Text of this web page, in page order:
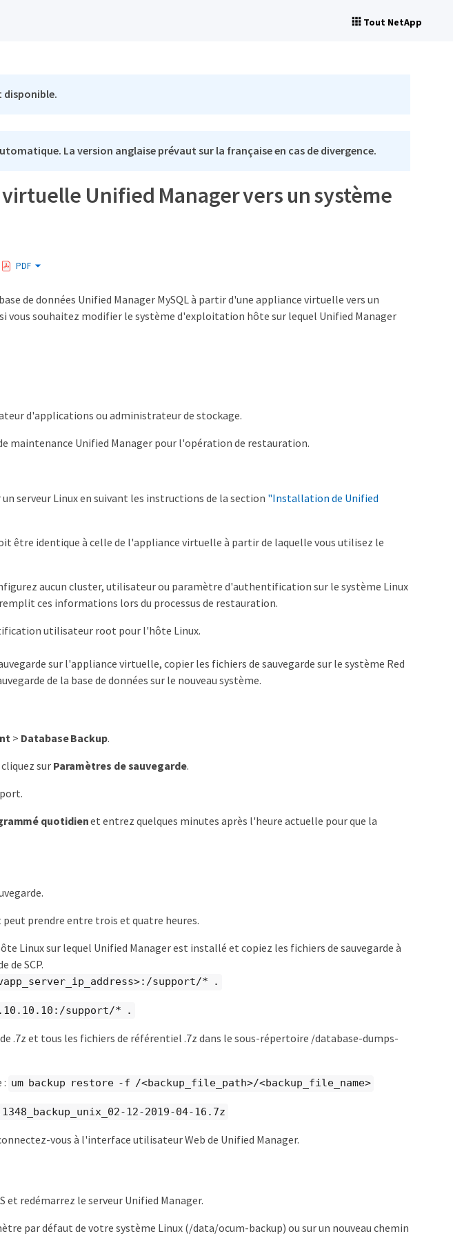
Tout NetApp
disponible.
La version anglaise prévaut sur la française en cas de divergence.
Unified Manager vers un système
PDF
de données Unified Manager MySQL à partir d'une appliance virtuelle vers un
vous souhaitez modifier le système d'exploitation hôte sur lequel Unified Manager
d'applications ou administrateur de stockage.
maintenance Unified Manager pour l'opération de restauration.
serveur Linux en suivant les instructions de la section "Installation de Unified
être identique à celle de l'appliance virtuelle à partir de laquelle vous utilisez le
aucun cluster, utilisateur ou paramètre d'authentification sur le système Linux
ces informations lors du processus de restauration.
utilisateur root pour l'hôte Linux.
sur l'appliance virtuelle, copier les fichiers de sauvegarde sur le système Red
de la base de données sur le nouveau système.
> Database Backup.
cliquez surParamètres de sauvegarde.
quotidienet entrez quelques minutes après l'heure actuelle pour que la
peut prendre entre trois et quatre heures.
Linux sur lequel Unified Manager est installé et copiez les fichiers de sauvegarde à
de SCP.
support/* .
support/* .
.7z et tous les fichiers de référentiel .7z dans le sous-répertoire /database-dumps-
: um backup restore -f /<backup_file_path>/<backup_file_name>
12-2019-04-16.7z
vous à l'interface utilisateur Web de Unified Manager.
et redémarrez le serveur Unified Manager.
par défaut de votre système Linux (/data/ocum-backup) ou sur un nouveau chemin